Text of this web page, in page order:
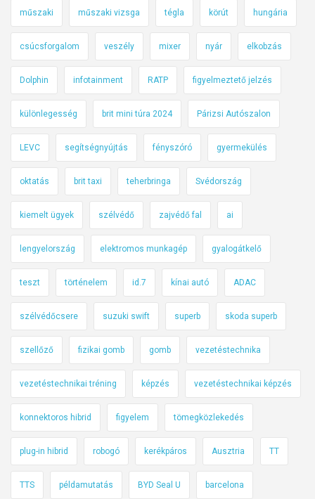
műszaki műszaki vizsga tégla körút hungária
csúcsforgalom veszély mixer nyár elkobzás
Dolphin infotainment RATP figyelmeztető jelzés
különlegesség brit mini túra 2024 Párizsi Autószalon
LEVC segítségnyújtás fényszóró gyermekülés
oktatás brit taxi teherbringa Svédország
kiemelt ügyek szélvédő zajvédő fal ai
lengyelország elektromos munkagép gyalogátkelő
teszt történelem id.7 kínai autó ADAC
szélvédőcsere suzuki swift superb skoda superb
szellőző fizikai gomb gomb vezetéstechnika
vezetéstechnikai tréning képzés vezetéstechnikai képzés
konnektoros hibrid figyelem tömegközlekedés
plug-in hibrid robogó kerékpáros Ausztria TT
TTS példamutatás BYD Seal U barcelona